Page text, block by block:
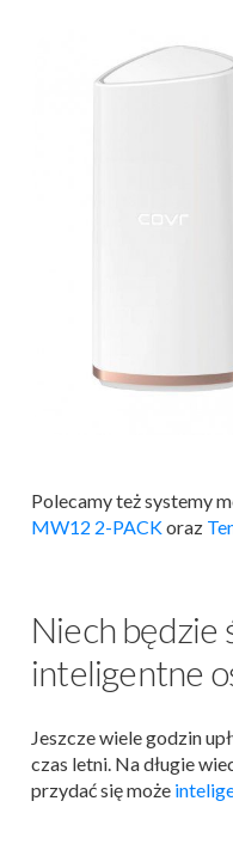
Polecamy też systemy
MW12 2-PACKoraz
Niech będzie
inteligentne
Jeszcze wiele godzin
czas letni. Na długie
przydać się może